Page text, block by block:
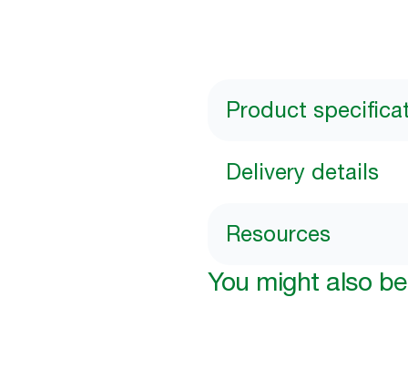
Product
Delivery details
Resources
You might also